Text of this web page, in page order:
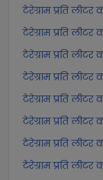
टेरेग्राम प्रति
टेरेग्राम प्रति
टेरेग्राम प्रति लीटर
टेरेग्राम प्रति लीटर
टेरेग्राम प्रति
टेरेग्राम प्रति लीटर
टेरेग्राम प्रति लीटर
टेरेग्राम प्रति